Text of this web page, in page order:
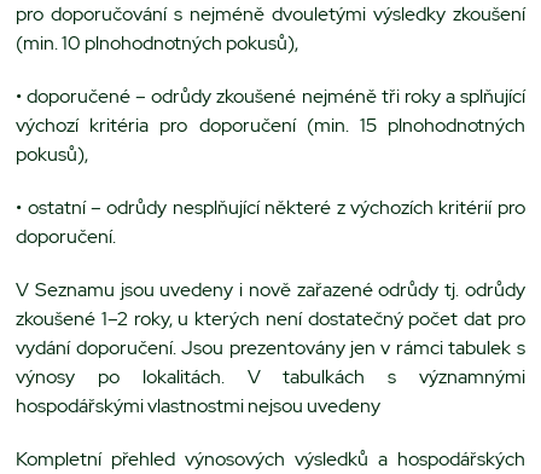
pro doporučování s nejméně dvouletými výsledky zkoušení
(min. 10 plnohodnotných pokusů),
• doporučené – odrůdy zkoušené nejméně tři roky a splňující
výchozí kritéria pro doporučení (min. 15 plnohodnotných
pokusů),
• ostatní – odrůdy nesplňující některé z výchozích kritérií pro
doporučení.
V Seznamu jsou uvedeny i nově zařazené odrůdy tj. odrůdy
zkoušené 1–2 roky, u kterých není dostatečný počet dat pro
vydání doporučení. Jsou prezentovány jen v rámci tabulek s
výnosy po lokalitách. V tabulkách s významnými
hospodářskými vlastnostmi nejsou uvedeny
Kompletní přehled výnosových výsledků a hospodářských